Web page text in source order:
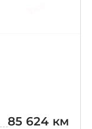
85 624 км